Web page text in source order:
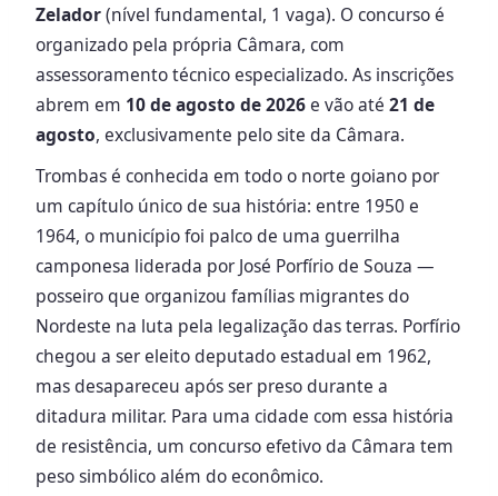
Zelador(nível fundamental, 1 vaga). O concurso é
organizado pela própria Câmara, com
assessoramento técnico especializado. As inscrições
abrem em 10 de agosto de 2026e vão até 21 de
agosto, exclusivamente pelo site da Câmara.
Trombas é conhecida em todo o norte goiano por
um capítulo único de sua história: entre 1950 e
1964, o município foi palco de uma guerrilha
camponesa liderada por José Porfírio de Souza —
posseiro que organizou famílias migrantes do
Nordeste na luta pela legalização das terras. Porfírio
chegou a ser eleito deputado estadual em 1962,
mas desapareceu após ser preso durante a
ditadura militar. Para uma cidade com essa história
de resistência, um concurso efetivo da Câmara tem
peso simbólico além do econômico.